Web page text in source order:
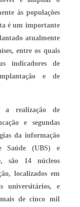
às populações
é um importante
atualmente
entre os quais
indicadores de
e de
a realização de
e segundas
da informação
Saúde (UBS) e
são 14 núcleos
localizados em
universitários, e
de cinco mil